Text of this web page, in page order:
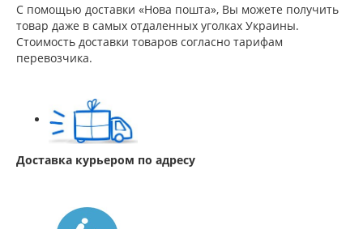
С помощью доставки «Нова пошта», Вы можете получить
товар даже в самых отдаленных уголках Украины.
Стоимость доставки товаров согласно тарифам
перевозчика.
Доставка курьером по адресу